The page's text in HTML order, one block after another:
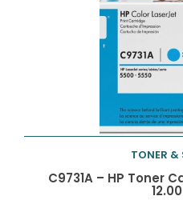
TONER &
C9731A – HP Toner